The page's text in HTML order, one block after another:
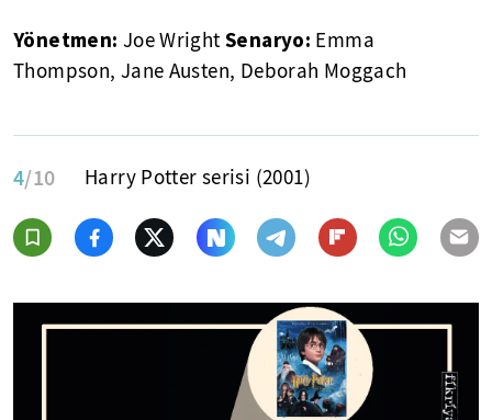
Yönetmen: Joe Wright Senaryo: Emma
Thompson, Jane Austen, Deborah Moggach​
4/10 Harry Potter serisi (2001)